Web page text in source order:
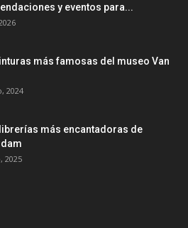
y eventos para...
más famosas del museo Van
2024
más encantadoras de
2025